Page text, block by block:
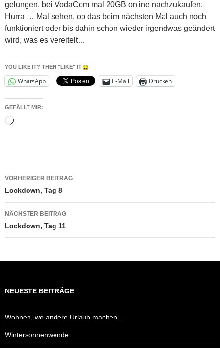
gelungen, bei VodaCom mal 20GB online nachzukaufen.
Hurra … Mal sehen, ob das beim nächsten Mal auch noch
funktioniert oder bis dahin schon wieder irgendwas geändert
wird, was es vereitelt…
YOU LIKE IT? THEN "LIKE" IT
WhatsApp E-Mail Drucken
GEFÄLLT MIR:
Wird
Beitragsnavigation
VORHERIGER BEITRAG
Lockdown, Tag 8
NÄCHSTER BEITRAG
Lockdown, Tag 11
NEUESTE BEITRÄGE
Wohnen, wo andere Urlaub machen …
Wintersonnenwende